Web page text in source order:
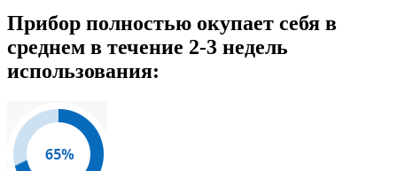
Прибор полностью окупает себя в
среднем в течение 2-3 недель
использования: